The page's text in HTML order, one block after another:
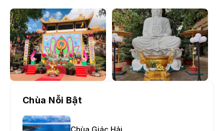
Chùa Nỗi Bật
Chùa Giác Hải